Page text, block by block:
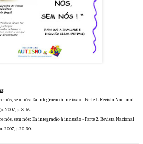
:
nós, sem nós: Da integração à inclusão - Parte 1. Revista Nacional
2007, p. 8-16.
nós, sem nós: Da integração à inclusão - Parte 2. Revista Nacional
2007, p.20-30.